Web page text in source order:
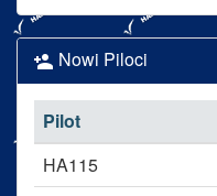
Nowi Piloci
Pilot
HA115